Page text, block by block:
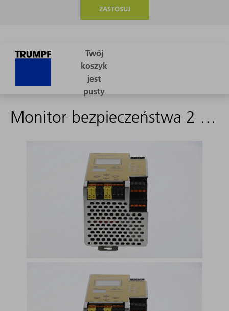
ZASTOSUJ
Monitor bezpieczeństwa 2 AS-I-circuits